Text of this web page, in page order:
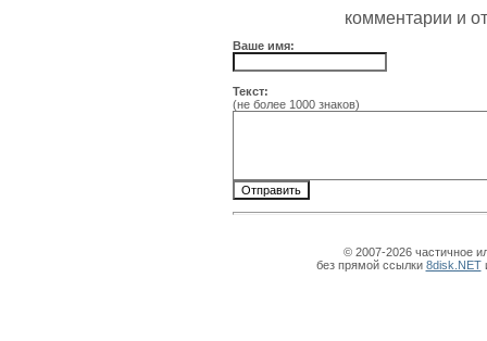
комментарии и
Ваше имя:
Текст:
(не более 1000 знаков)
© 2007-2026 частичное
без прямой ссылки 8disk.NET